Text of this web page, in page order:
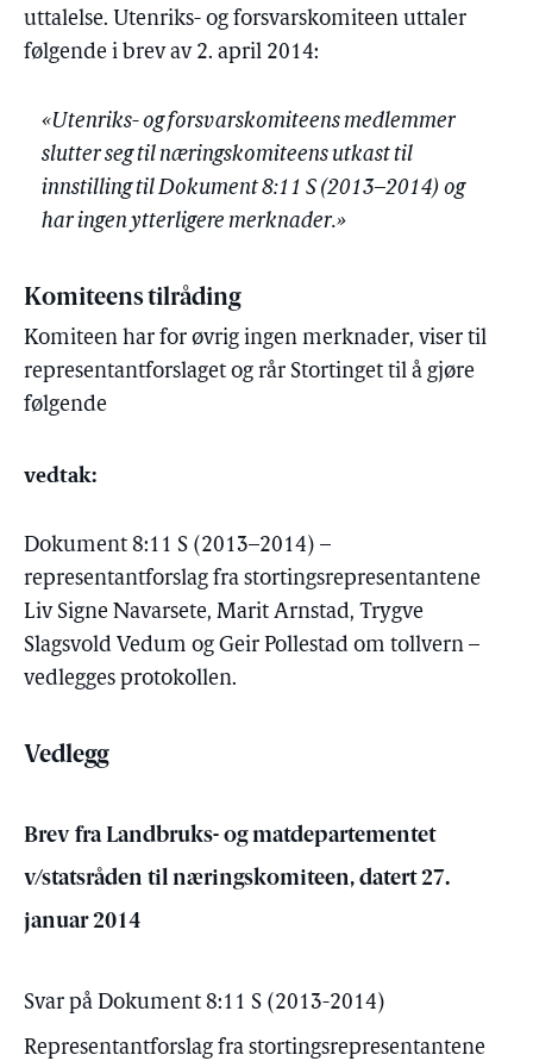
uttalelse. Utenriks- og forsvarskomiteen uttaler
følgende i brev av 2. april 2014:
«Utenriks- og forsvarskomiteens medlemmer
slutter seg til næringskomiteens utkast til
innstilling til Dokument 8:11 S (2013–2014) og
har ingen ytterligere merknader.»
Komiteens tilråding
Komiteen har for øvrig ingen merknader, viser til
representantforslaget og rår Stortinget til å gjøre
følgende
vedtak:
Dokument 8:11 S (2013–2014) –
representantforslag fra stortingsrepresentantene
Liv Signe Navarsete, Marit Arnstad, Trygve
Slagsvold Vedum og Geir Pollestad om tollvern –
vedlegges protokollen.
Vedlegg
Brev fra Landbruks- og matdepartementet
v/statsråden til næringskomiteen, datert 27.
januar 2014
Svar på Dokument 8:11 S (2013-2014)
Representantforslag fra stortingsrepresentantene